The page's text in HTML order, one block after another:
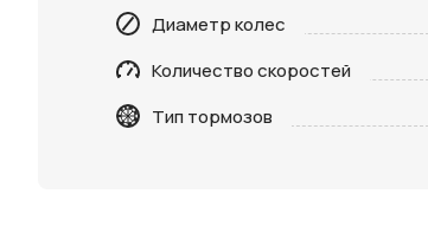
Диаметр колес
Количество скоростей
Тип тормозов